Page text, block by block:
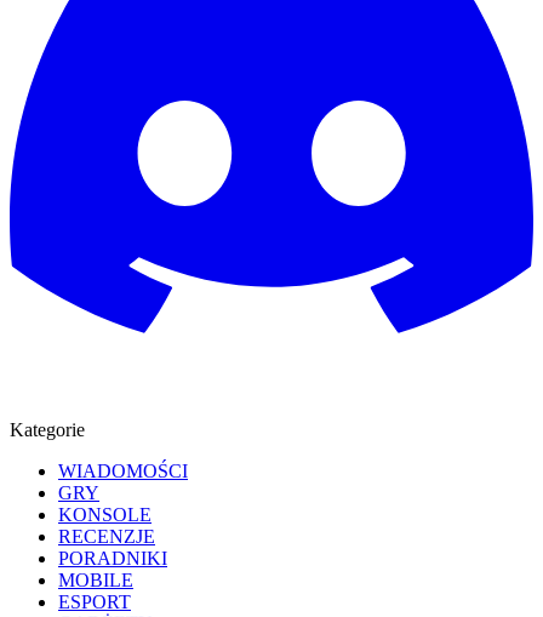
Kategorie
WIADOMOŚCI
GRY
KONSOLE
RECENZJE
PORADNIKI
MOBILE
ESPORT